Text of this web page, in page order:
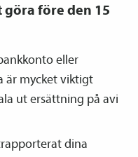
före den 15
eller
är mycket viktigt
ut ersättning på avi
dina